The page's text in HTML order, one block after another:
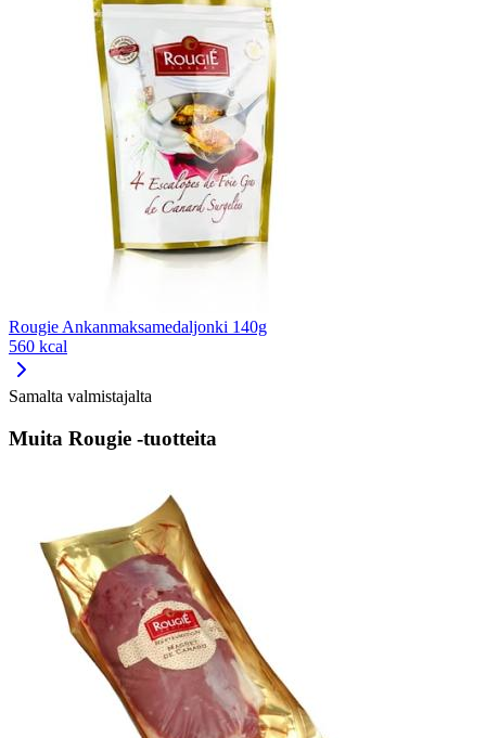
Rougie Ankanmaksamedaljonki 140g
560 kcal
Samalta valmistajalta
Muita Rougie -tuotteita